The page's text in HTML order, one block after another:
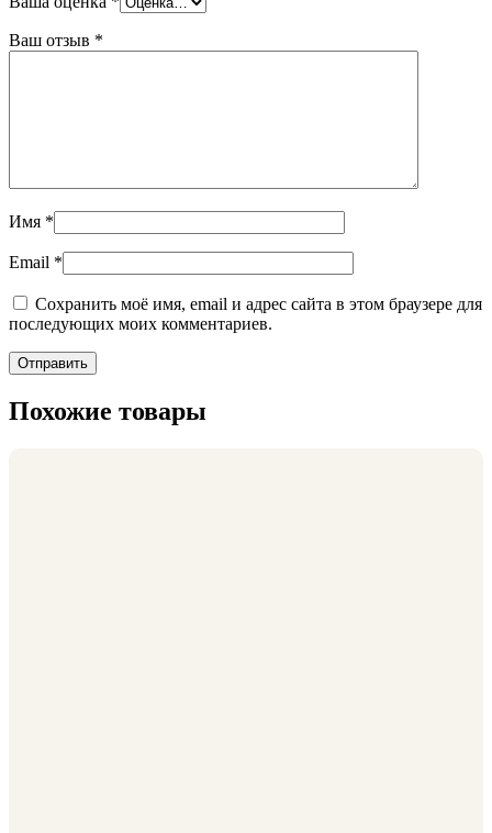
Ваш отзыв *
Имя *
Email *
Сохранить моё имя, email и адрес сайта в этом браузере для
последующих моих комментариев.
Похожие товары